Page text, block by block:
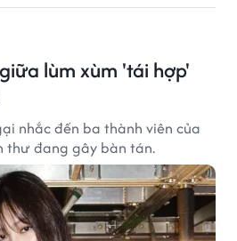
lùm xùm 'tái hợp'
nhắc đến ba thành viên của
thư đang gây bàn tán.